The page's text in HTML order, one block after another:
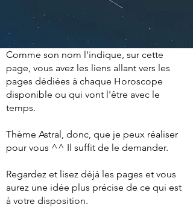
Comme son nom l'indique, sur cette
page, vous avez les liens allant vers les
pages dédiées à chaque Horoscope
disponible ou qui vont l'être avec le
temps.
Thème Astral, donc, que je peux réaliser
pour vous ^^ Il suffit de le demander.
Regardez et lisez déjà les pages et vous
aurez une idée plus précise de ce qui est
à votre disposition.